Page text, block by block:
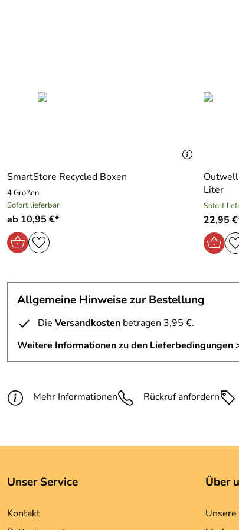
SmartStore Recycled Boxen
4 Größen
Sofort lieferbar
ab 10,95 €*
Liter
Sofort
22,95
Allgemeine Hinweise zur Bestellung
Die Versandkosten betragen 3,95 €.
Weitere Informationen zu den Lieferbedingungen
Mehr Informationen Rückruf anfordern
Unser Service
Kontakt
Über